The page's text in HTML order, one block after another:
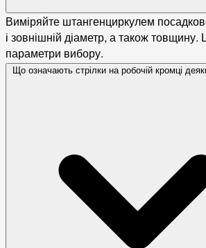
Виміряйте штангенциркулем
і зовнішній діаметр, а також товщину.
параметри вибору.
Що означають стрілки на робочій кромці